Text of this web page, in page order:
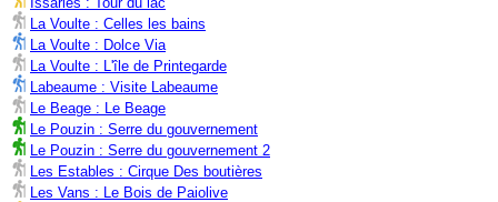
La Voulte : Celles les bains
La Voulte : Dolce Via
La Voulte : L'île de Printegarde
Labeaume : Visite Labeaume
Le Beage : Le Beage
Le Pouzin : Serre du gouvernement
Le Pouzin : Serre du gouvernement 2
Les Estables : Cirque Des boutières
Les Vans : Le Bois de Paiolive